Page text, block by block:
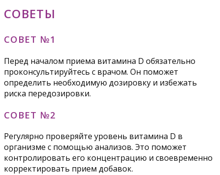
СОВЕТЫ
СОВЕТ №1
Перед началом приема витамина D обязательно
проконсультируйтесь с врачом. Он поможет
определить необходимую дозировку и избежать
риска передозировки.
СОВЕТ №2
Регулярно проверяйте уровень витамина D в
организме с помощью анализов. Это поможет
контролировать его концентрацию и своевременно
корректировать прием добавок.